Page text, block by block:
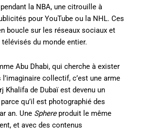
la NBA, une citrouille à
pour YouTube ou la NHL. Ces
boucle sur les réseaux sociaux et
du monde entier.
Abu Dhabi, qui cherche à exister
collectif, c’est une arme
Khalifa de Dubaï est devenu un
qu’il est photographié des
an. Une Sphereproduit le même
et avec des contenus